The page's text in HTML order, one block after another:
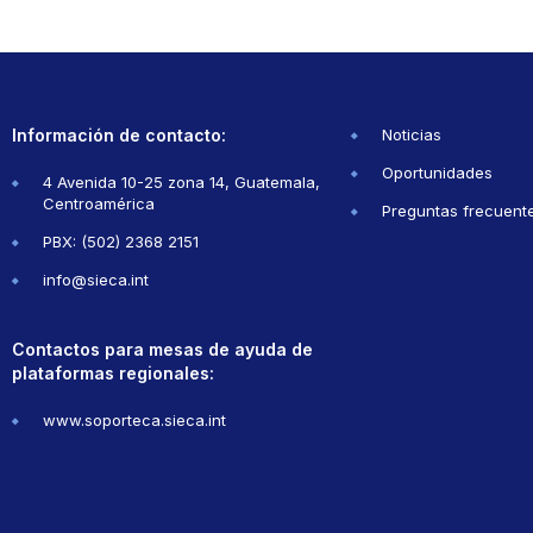
Información de contacto:
4 Avenida 10-25 zona 14, Guatemala,
Centroamérica
PBX: (502) 2368 2151
info@sieca.int
Contactos para mesas de ayuda de
plataformas regionales:
www.soporteca.sieca.int
Noticias
Oportunidades
Preguntas